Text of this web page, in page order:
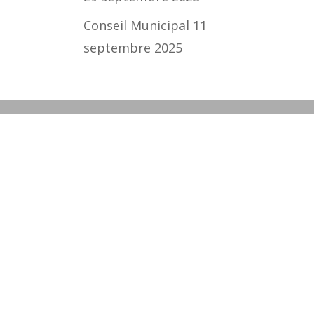
Conseil Municipal 11
septembre 2025